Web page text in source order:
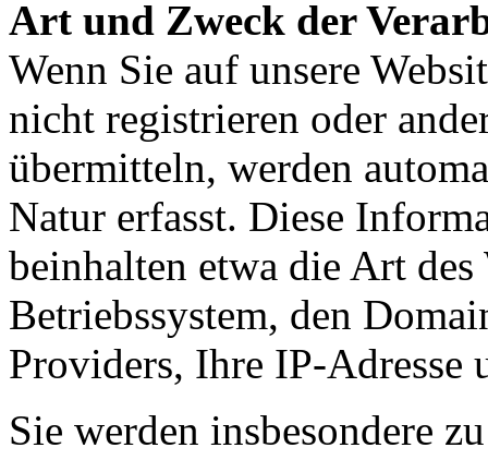
Art und Zweck der
Wenn Sie auf unsere
nicht registrieren oder
übermitteln, werden
Natur erfasst. Diese
beinhalten etwa die Art des
Betriebssystem, den
Providers, Ihre IP-Adresse
Sie werden insbesondere